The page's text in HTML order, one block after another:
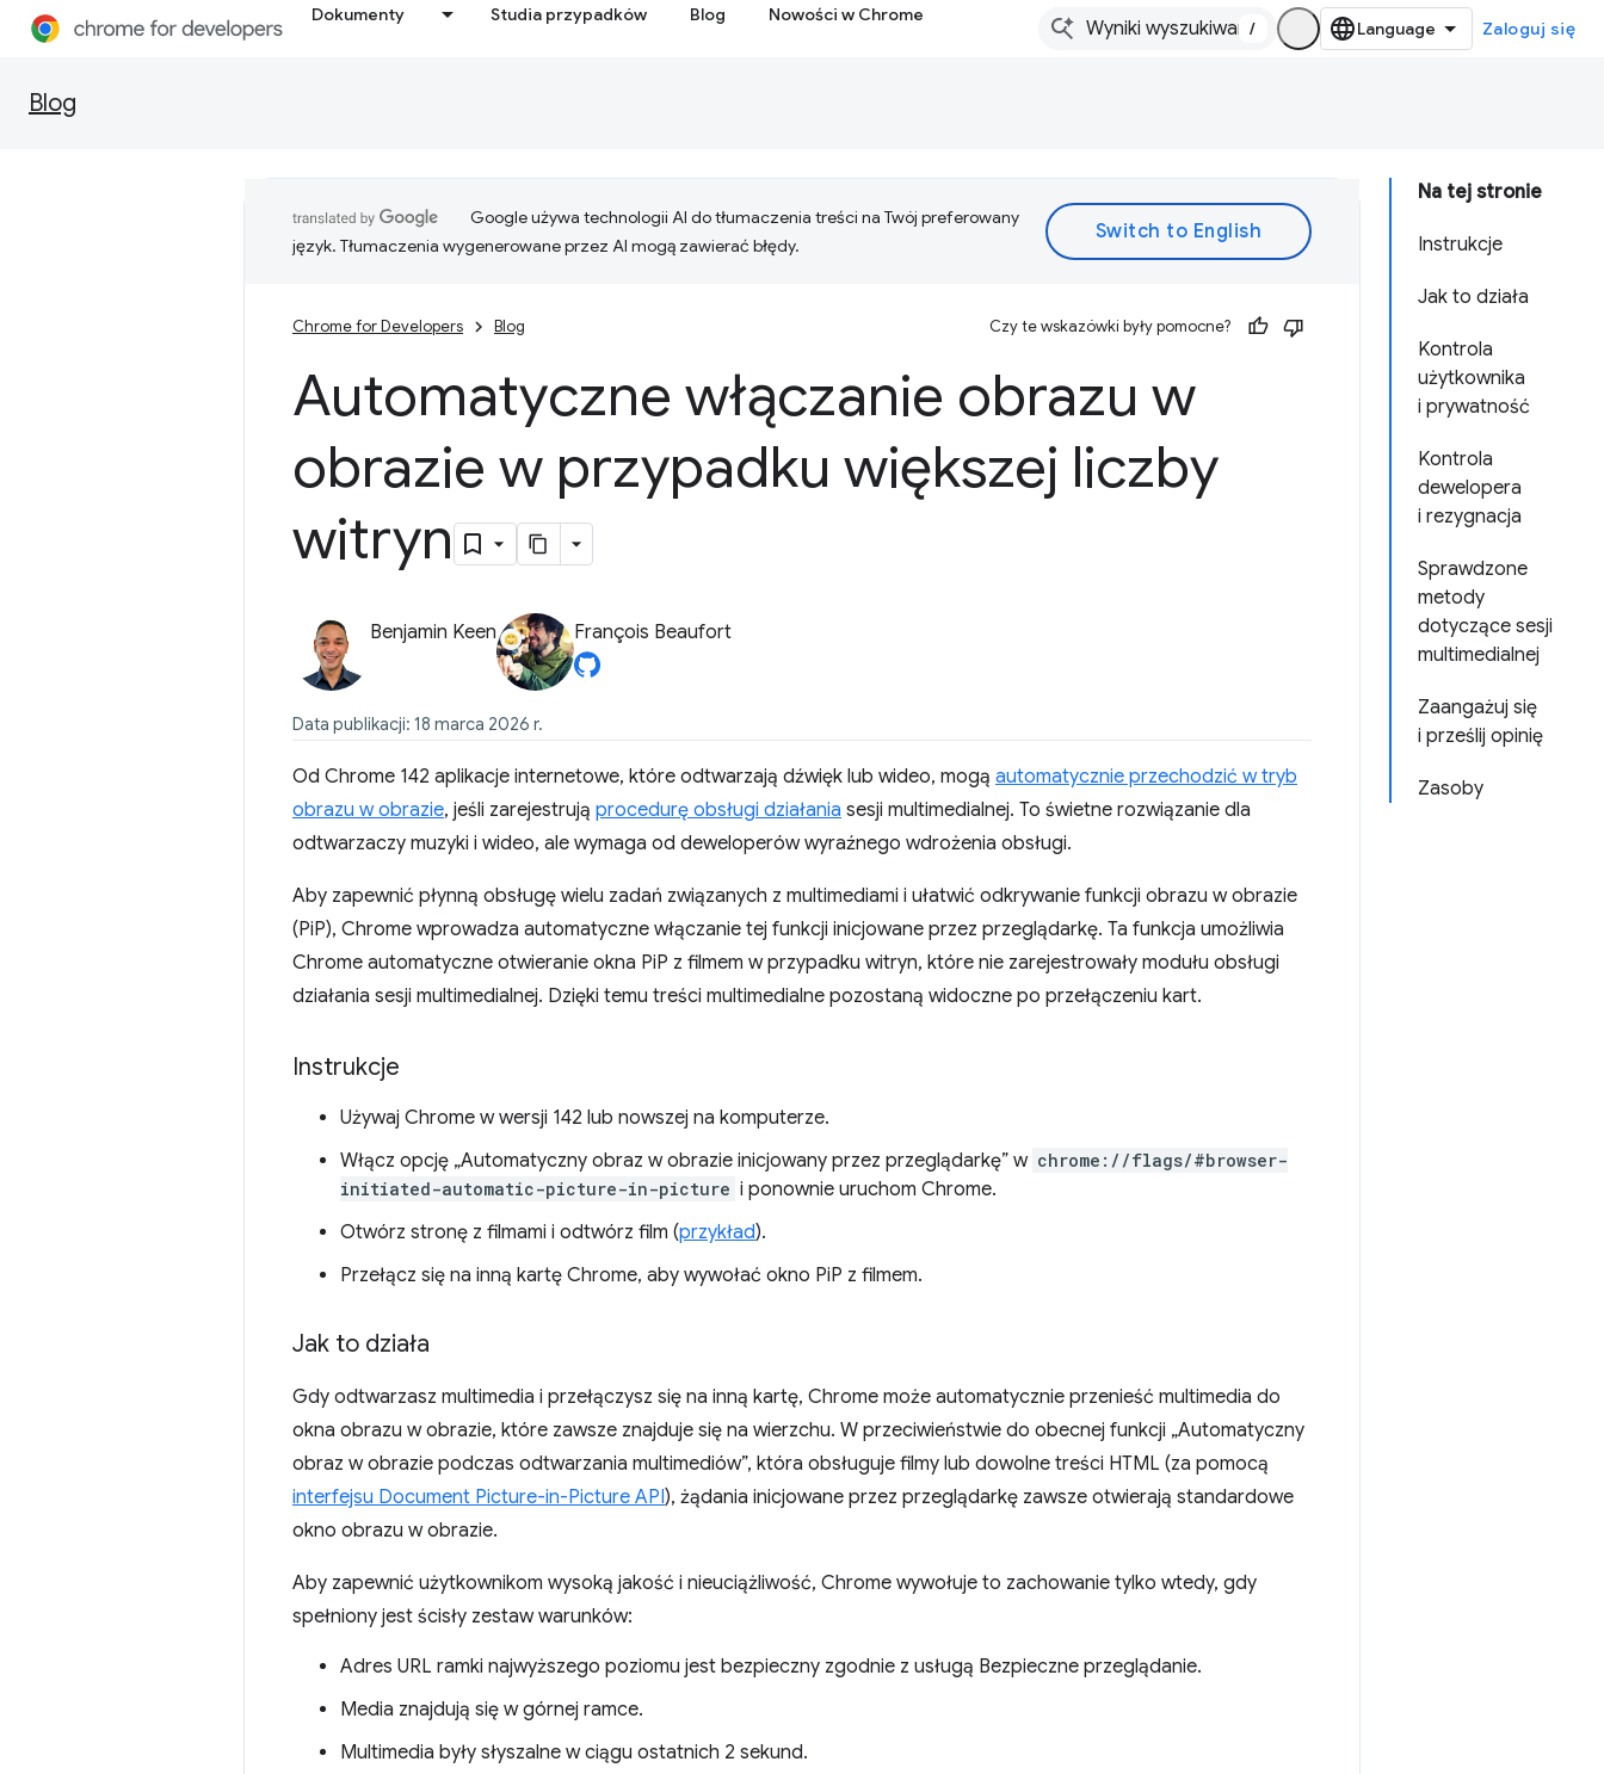
Dokumenty Studia przypadków Blog Nowości w Chrome
/ Zaloguj się
Blog
Na tej stronie
Instrukcje
Jak to działa
Kontrola
użytkownika
i prywatność
Kontrola
dewelopera
i rezygnacja
Sprawdzone
metody
dotyczące sesji
multimedialnej
Zaangażuj się
i prześlij opinię
Zasoby
Google używa technologii AI do tłumaczenia treści na Twój preferowany
język. Tłumaczenia wygenerowane przez AI mogą zawierać błędy.
Chrome for Developers Blog Czy te wskazówki były pomocne?
Automatyczne włączanie obrazu w
obrazie w przypadku większej liczby
witryn
Benjamin Keen François Beaufort
Data publikacji: 18 marca 2026 r.
Od Chrome 142 aplikacje internetowe, które odtwarzają dźwięk lub wideo, mogą automatycznie przechodzić w tryb
obrazu w obrazie, jeśli zarejestrują procedurę obsługi działania sesji multimedialnej. To świetne rozwiązanie dla
odtwarzaczy muzyki i wideo, ale wymaga od deweloperów wyraźnego wdrożenia obsługi.
Aby zapewnić płynną obsługę wielu zadań związanych z multimediami i ułatwić odkrywanie funkcji obrazu w obrazie
(PiP), Chrome wprowadza automatyczne włączanie tej funkcji inicjowane przez przeglądarkę. Ta funkcja umożliwia
Chrome automatyczne otwieranie okna PiP z filmem w przypadku witryn, które nie zarejestrowały modułu obsługi
działania sesji multimedialnej. Dzięki temu treści multimedialne pozostaną widoczne po przełączeniu kart.
Instrukcje
Używaj Chrome w wersji 142 lub nowszej na komputerze.
Włącz opcję „Automatyczny obraz w obrazie inicjowany przez przeglądarkę” w chrome://flags/#browser-
initiated-automatic-picture-in-picture i ponownie uruchom Chrome.
Otwórz stronę z filmami i odtwórz film (przykład).
Przełącz się na inną kartę Chrome, aby wywołać okno PiP z filmem.
Jak to działa
Gdy odtwarzasz multimedia i przełączysz się na inną kartę, Chrome może automatycznie przenieść multimedia do
okna obrazu w obrazie, które zawsze znajduje się na wierzchu. W przeciwieństwie do obecnej funkcji „Automatyczny
obraz w obrazie podczas odtwarzania multimediów”, która obsługuje filmy lub dowolne treści HTML (za pomocą
interfejsu Document Picture-in-Picture API), żądania inicjowane przez przeglądarkę zawsze otwierają standardowe
okno obrazu w obrazie.
Aby zapewnić użytkownikom wysoką jakość i nieuciążliwość, Chrome wywołuje to zachowanie tylko wtedy, gdy
spełniony jest ścisły zestaw warunków:
Adres URL ramki najwyższego poziomu jest bezpieczny zgodnie z usługą Bezpieczne przeglądanie.
Media znajdują się w górnej ramce.
Multimedia były słyszalne w ciągu ostatnich 2 sekund.